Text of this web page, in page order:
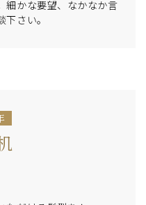
細かな要望、なかなか言
さい。